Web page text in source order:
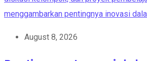
August 8, 2026